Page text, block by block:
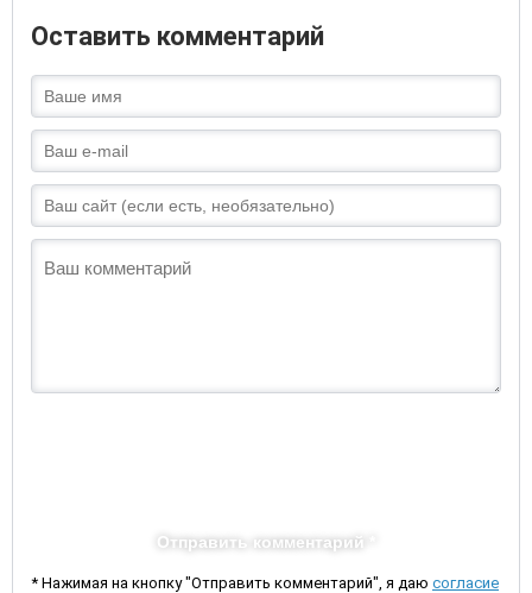
Оставить комментарий
Отправить комментарий *
* Нажимая на кнопку "Отправить комментарий", я даю согласие